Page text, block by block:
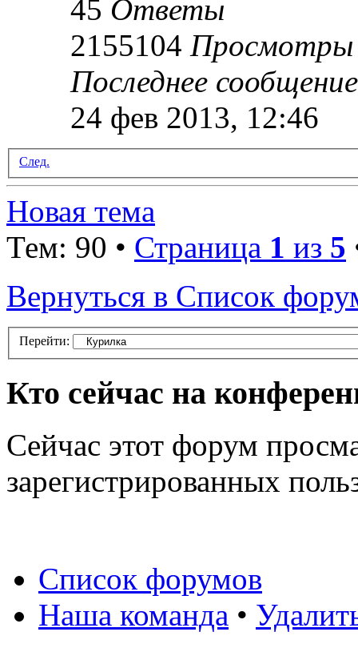
45 Ответы
2155104 Просмотры
Последнее
24 фев 2013, 12:46
След.
Новая тема
Тем: 90 • Страница 1 из 5
Вернуться в Список
Перейти:
Кто сейчас на
Сейчас этот форум
зарегистрированных
Список форумов
Наша команда •